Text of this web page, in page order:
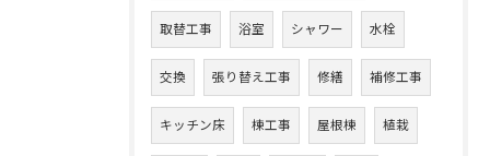
取替工事 浴室 シャワー 水栓
交換 張り替え工事 修繕 補修工事
キッチン床 棟工事 屋根棟 植栽